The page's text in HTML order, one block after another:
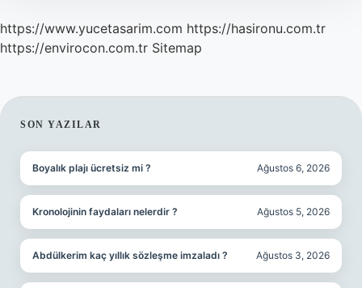
https://www.yucetasarim.com https://hasironu.com.tr
https://envirocon.com.tr Sitemap
SIDEBAR
SON YAZILAR
Boyalık plajı ücretsiz mi ? Ağustos 6, 2026
Kronolojinin faydaları nelerdir ? Ağustos 5, 2026
Abdülkerim kaç yıllık sözleşme imzaladı ? Ağustos 3, 2026